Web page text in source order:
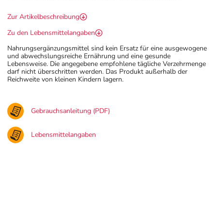
Zur Artikelbeschreibung
Zu den Lebensmittelangaben
Nahrungsergänzungsmittel sind kein Ersatz für eine ausgewogene
und abwechslungsreiche Ernährung und eine gesunde
Lebensweise. Die angegebene empfohlene tägliche Verzehrmenge
darf nicht überschritten werden. Das Produkt außerhalb der
Reichweite von kleinen Kindern lagern.
Gebrauchsanleitung (PDF)
Lebensmittelangaben